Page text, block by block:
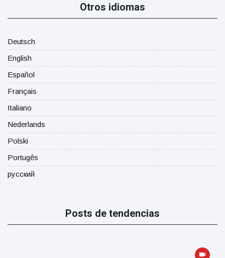
Otros idiomas
Deutsch
English
Español
Français
Italiano
Nederlands
Polski
Portugês
русский
Posts de tendencias